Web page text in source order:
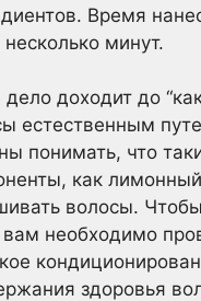
Время
несколько минут.
дело доходит до
естественным
понимать, что
как
волосы.
вам необходимо
здоровья